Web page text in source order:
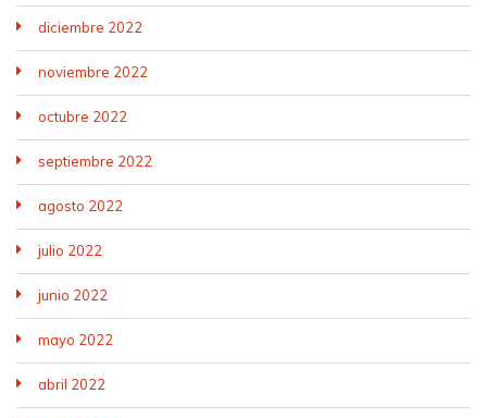
diciembre 2022
noviembre 2022
octubre 2022
septiembre 2022
agosto 2022
julio 2022
junio 2022
mayo 2022
abril 2022